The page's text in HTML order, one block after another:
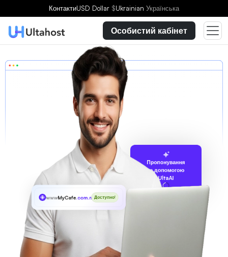
КонтактиUSD Dollar $Ukrainian Українська
Особистий кабінет
Пропонування
за допомогою
UltaAI
wwwMyCafe.com.mxДоступно!